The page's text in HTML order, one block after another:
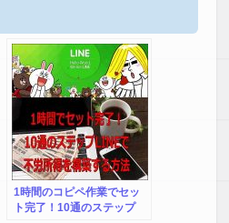
1時間のコピペ作業でセッ
ト完了！10通のステップ